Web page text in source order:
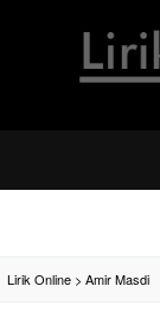
Lirik Online > Amir Masdi